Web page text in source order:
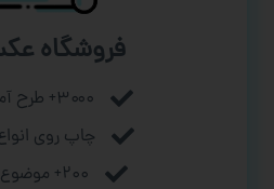
فروشگاه
۳۰۰۰+ طرح آماده به چاپ
چاپ روی
۲۰۰+ موضوع و مناسبت